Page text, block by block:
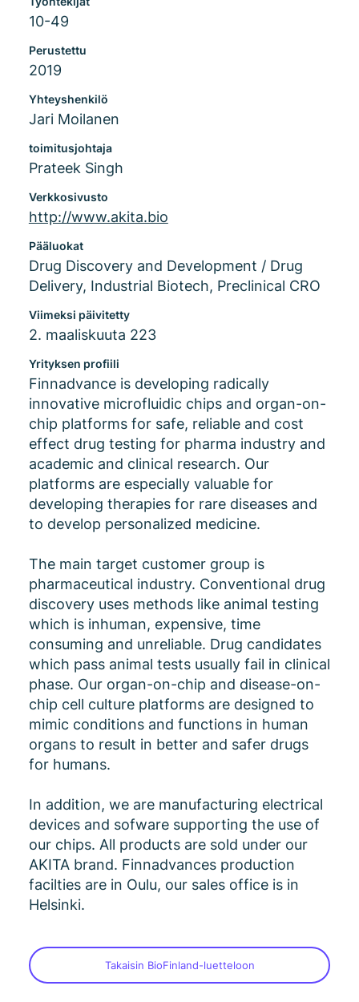
10-49
Perustettu
2019
Yhteyshenkilö
Jari Moilanen
toimitusjohtaja
Prateek Singh
Verkkosivusto
http://www.akita.bio
Pääluokat
Drug Discovery and Development / Drug
Delivery, Industrial Biotech, Preclinical CRO
Viimeksi päivitetty
2. maaliskuuta 223
Yrityksen profiili
Finnadvance is developing radically
innovative microfluidic chips and organ-on-
chip platforms for safe, reliable and cost
effect drug testing for pharma industry and
academic and clinical research. Our
platforms are especially valuable for
developing therapies for rare diseases and
to develop personalized medicine.
The main target customer group is
pharmaceutical industry. Conventional drug
discovery uses methods like animal testing
which is inhuman, expensive, time
consuming and unreliable. Drug candidates
which pass animal tests usually fail in clinical
phase. Our organ-on-chip and disease-on-
chip cell culture platforms are designed to
mimic conditions and functions in human
organs to result in better and safer drugs
for humans.
In addition, we are manufacturing electrical
devices and sofware supporting the use of
our chips. All products are sold under our
AKITA brand. Finnadvances production
facilties are in Oulu, our sales office is in
Helsinki.
Takaisin BioFinland-luetteloon